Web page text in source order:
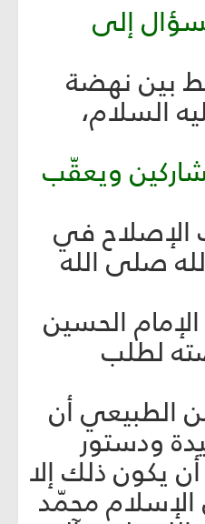
إلى
بين نهضة
السلام،
ويعقّب
الإصلاح في
صلى الله
الحسين
لطلب
الطبيعي أن
ودستور
يكون ذلك إلا
محمّد